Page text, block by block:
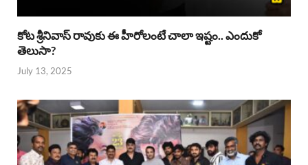
కోట శ్రీనివాస్ రావుకు ఈ హీరోలంటే చాలా ఇష్టం.. ఎందుకో
తెలుసా?
July 13, 2025